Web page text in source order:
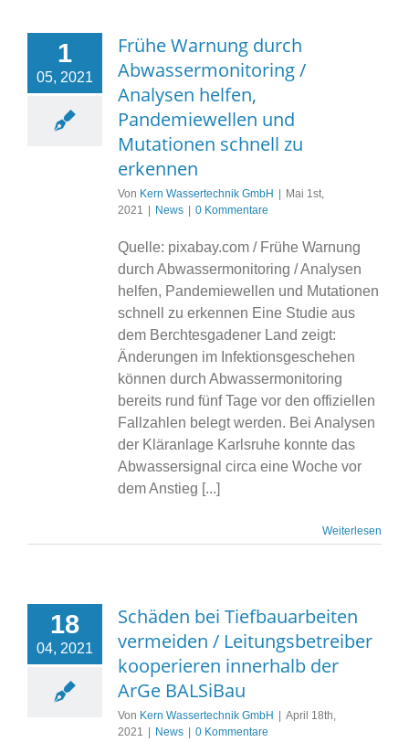
1
05, 2021
Frühe Warnung durch
Abwassermonitoring /
Analysen helfen,
Pandemiewellen und
Mutationen schnell zu
erkennen
Von Kern Wassertechnik GmbH
Mai 1st,
2021
News 0 Kommentare
Quelle: pixabay.com / Frühe Warnung
durch Abwassermonitoring / Analysen
helfen, Pandemiewellen und Mutationen
schnell zu erkennen Eine Studie aus
dem Berchtesgadener Land zeigt:
Änderungen im Infektionsgeschehen
können durch Abwassermonitoring
bereits rund fünf Tage vor den offiziellen
Fallzahlen belegt werden. Bei Analysen
der Kläranlage Karlsruhe konnte das
Abwassersignal circa eine Woche vor
dem Anstieg [...]
Weiterlesen
18
04, 2021
Schäden bei Tiefbauarbeiten
vermeiden / Leitungsbetreiber
kooperieren innerhalb der
ArGe BALSiBau
Von Kern Wassertechnik GmbH
April 18th,
2021
News 0 Kommentare